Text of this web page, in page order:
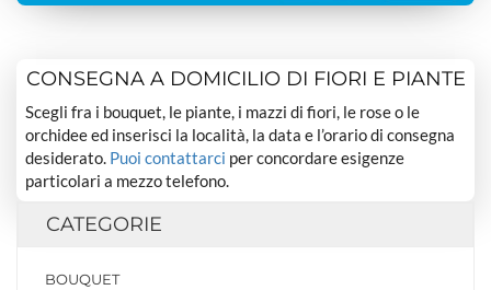
CONSEGNA A DOMICILIO DI FIORI E PIANTE
Scegli fra i bouquet, le piante, i mazzi di fiori, le rose o le
orchidee ed inserisci la località, la data e l’orario di consegna
desiderato. Puoi contattarci per concordare esigenze
particolari a mezzo telefono.
CATEGORIE
BOUQUET